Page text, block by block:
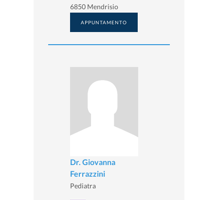
6850 Mendrisio
APPUNTAMENTO
Dr. Giovanna
Ferrazzini
Pediatra